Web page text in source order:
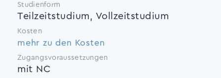
Studienform
Teilzeitstudium, Vollzeitstudium
Kosten
mehr zu den Kosten
Zugangsvoraussetzungen
mit NC